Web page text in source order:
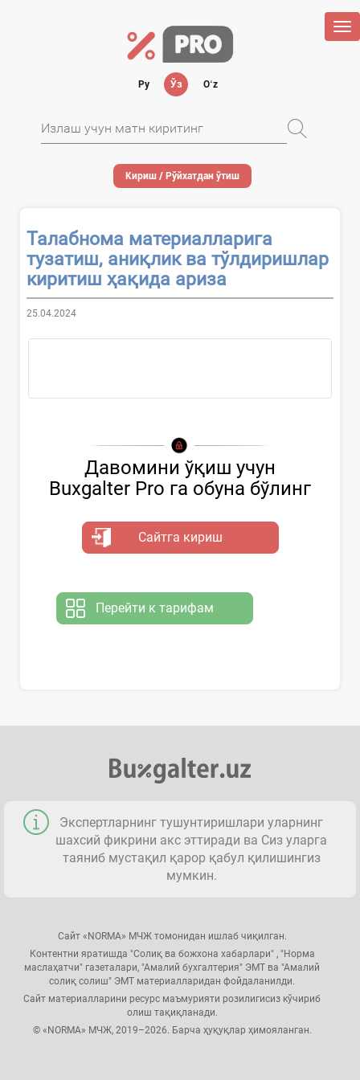
Ру Ўз Oʻz
Кириш / Рўйхатдан ўтиш
Талабнома материалларига
тузатиш, аниқлик ва тўлдиришлар
киритиш ҳақида ариза
25.04.2024
Давомини ўқиш учун
Buxgalter Pro га обуна бўлинг
Сайтга кириш
Перейти к тарифам
Экспертларнинг тушунтиришлари уларнинг
шахсий фикрини акс эттиради ва Сиз уларга
таяниб мустақил қарор қабул қилишингиз
мумкин.
Сайт «NORMA» МЧЖ томонидан ишлаб чиқилган.
Контентни яратишда "Солиқ ва божхона хабарлари" , "Норма
маслаҳатчи" газеталари, "Амалий бухгалтерия" ЭМТ ва "Амалий
солиқ солиш" ЭМТ материалларидан фойдаланилди.
Сайт материалларини ресурс маъмурияти розилигисиз кўчириб
олиш тақиқланади.
© «NORMA» МЧЖ, 2019–2026. Барча ҳуқуқлар ҳимояланган.